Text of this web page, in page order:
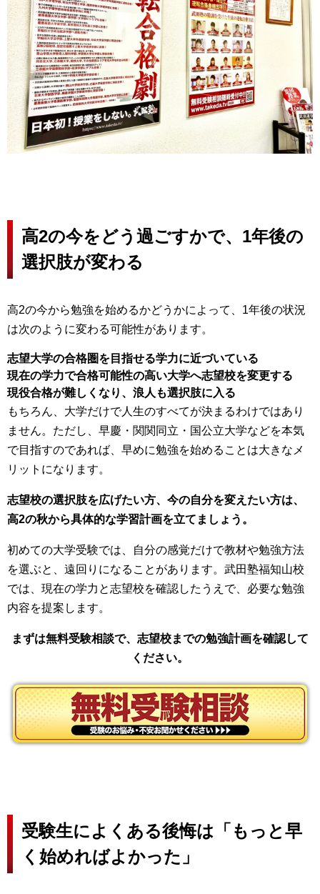
高2の今をどう過ごすかで、1年後の
選択肢が変わる
高2の今から勉強を始めるかどうかによって、1年後の状況
は次のように変わる可能性があります。
志望大学の合格圏を目指せる学力に近づいている
現在の学力で合格可能性の高い大学へ志望校を変更する
現役合格が難しくなり、浪人も選択肢に入る
もちろん、大学だけで人生のすべてが決まるわけではあり
ません。ただし、早慶・関関同立・国公立大学などを本気
で目指すのであれば、早めに勉強を始めることは大きなメ
リットになります。
志望校の選択肢を広げたい方、今の自分を変えたい方は、
高2の秋から具体的な学習計画を立てましょう。
初めての大学受験では、自分の感覚だけで教材や勉強方法
を選ぶと、遠回りになることがあります。武田塾福知山校
では、現在の学力と志望校を確認したうえで、必要な勉強
内容を提案します。
まずは無料受験相談で、志望校までの勉強計画を確認して
ください。
受験生によくある後悔は「もっと早
く始めればよかった」